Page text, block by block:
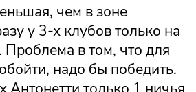
чем в зоне
у 3-х клубов только на
в том, что для
надо бы победить.